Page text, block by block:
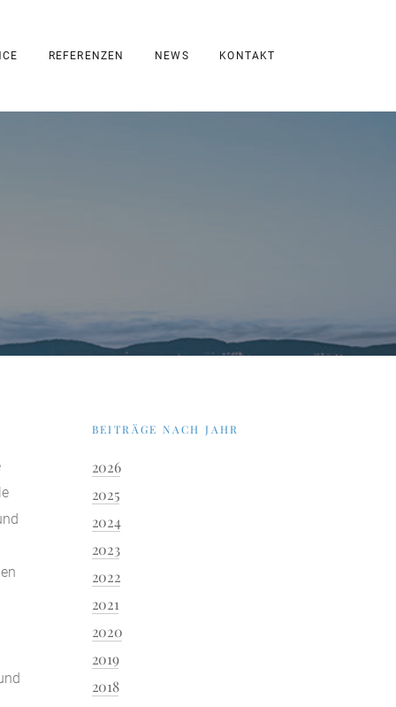
REFERENZEN NEWS KONTAKT
BEITRÄGE NACH JAHR
2026
2025
2024
2023
2022
2021
2020
2019
2018